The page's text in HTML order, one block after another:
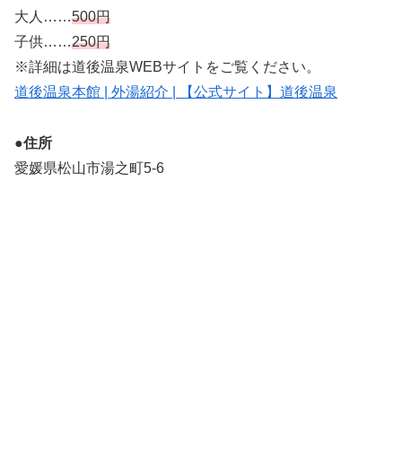
大人……500円
子供……250円
※詳細は道後温泉WEBサイトをご覧ください。
道後温泉本館 | 外湯紹介 | 【公式サイト】道後温泉
●住所
愛媛県松山市湯之町5-6